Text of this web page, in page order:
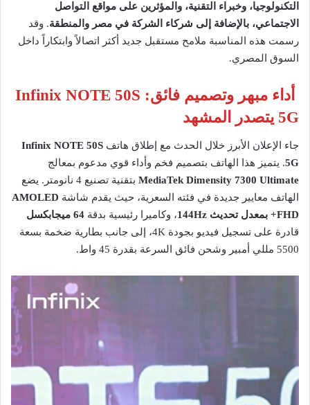
التكنولوجيا، وخبراء التقنية، والمؤثرين على مواقع التواصل
الاجتماعي، بالإضافة إلى شركاء الشركة في مصر والمنطقة. وقد
رسمت هذه المناسبة ملامح مستقبل جديد أكثر اتصالاً وابتكاراً داخل
السوق المصري.
أداء مبهر وتصميم فائق: Infinix NOTE 50S
5G يتصدر المشهد
جاء الإعلان الأبرز خلال الحدث مع إطلاق هاتف Infinix NOTE 50S
5G. يتميز هذا الهاتف بتصميم فخم وأداء قوي مدعوم بمعالج
MediaTek Dimensity 7300 Ultimate
بتقنية تصنيع 4 نانومتر. يضع
الهاتف معايير جديدة في فئته السعرية، حيث يقدم شاشة AMOLED
FHD+ بمعدل تحديث 144Hz
، وكاميرا رئيسية بدقة 64 ميجابكسل
قادرة على تسجيل فيديو بجودة 4K، إلى جانب بطارية ضخمة بسعة
5500 مللي أمبير وشحن فائق السرعة بقدرة 45 واط.